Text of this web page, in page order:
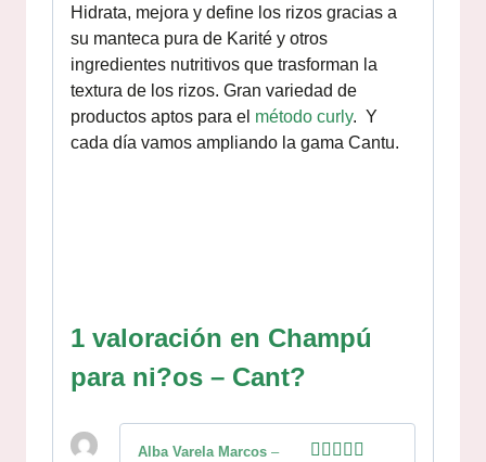
Hidrata, mejora y define los rizos gracias a
su manteca pura de Karité y otros
ingredientes nutritivos que trasforman la
textura de los rizos. Gran variedad de
productos aptos para el método curly. Y
cada día vamos ampliando la gama Cantu.
1 valoración en Champú
para ni?os – Cant?
Alba Varela Marcos –